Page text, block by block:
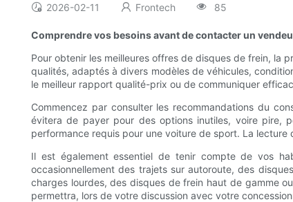
2026-02-11 Frontech 85
Comprendre vos besoins avant de contacter un
Pour obtenir les meilleures offres de disques de frein, la
qualités, adaptés à divers modèles de véhicules,
le meilleur rapport qualité-prix ou de communiquer
Commencez par consulter les recommandations du
évitera de payer pour des options inutiles, voire pire,
performance requis pour une voiture de sport. La
Il est également essentiel de tenir compte de vos
occasionnellement des trajets sur autoroute, des
charges lourdes, des disques de frein haut de gamme
permettra, lors de votre discussion avec votre